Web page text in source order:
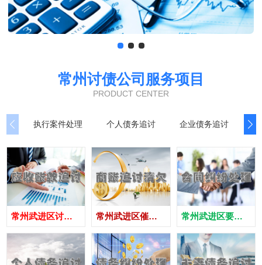
常州讨债公司服务项目
PRODUCT CENTER
执行案件处理 个人债务追讨 企业债务追讨
常州武进区讨债公司 常州武进区催债公司 常州武进区要账公司